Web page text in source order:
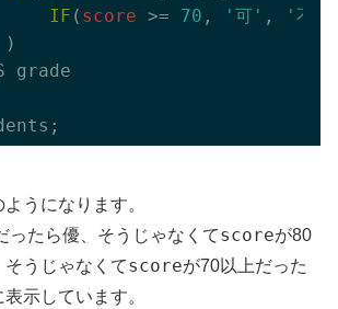
IF ( score >= 70 , '可' ,
'不
うになります。
ったら優 、そうじゃなくてscoreが80
そうじゃなくてscoreが70以上だった
示しています。